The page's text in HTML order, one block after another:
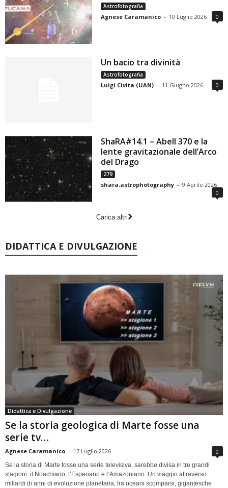
Astrofotografia
Agnese Caramanico - 10 Luglio 2026 0
Un bacio tra divinità
Astrofotografia
Luigi Civita (UAN) - 11 Giugno 2026 0
ShaRA#14.1 – Abell 370 e la
lente gravitazionale dell’Arco
del Drago
279
shara.astrophotography - 9 Aprile 2026
0
Carica altri
DIDATTICA E DIVULGAZIONE
Didattica e Divulgazione
Se la storia geologica di Marte fosse una
serie tv…
Agnese Caramanico - 17 Luglio 2026 0
Se la storia di Marte fosse una serie televisiva, sarebbe divisa in tre grandi
stagioni: il Noachiano, l’Esperiano e l’Amazoniano. Un viaggio attraverso
miliardi di anni di evoluzione planetaria, tra oceani scomparsi, gigantesche